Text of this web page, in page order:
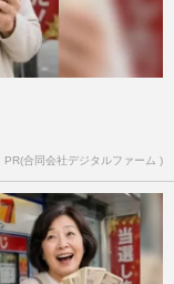
PR(合同会社デジタルファーム )